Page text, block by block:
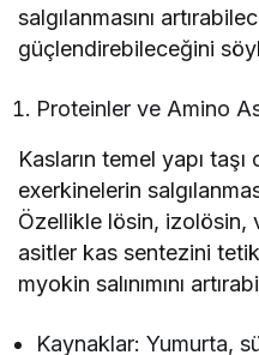
salgılanmasını
güçlendirebileceğini
Proteinler ve Amino
Kasların temel yapı
exerkinelerin
Özellikle lösin, izolösin,
asitler kas sentezini
myokin salınımını
Kaynaklar: Yumurta,